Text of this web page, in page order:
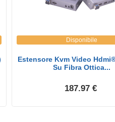
Disponibile
Estensore Kvm Video
Su Fibra Ottica...
187.97 €